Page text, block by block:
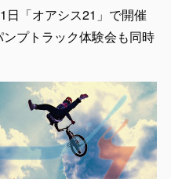
日「オアシス21」で開催
プトラック体験会も同時